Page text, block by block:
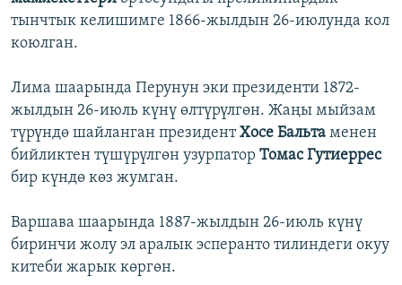
тынчтык келишимге 1866-жылдын 26-июлунда кол
коюлган.
Лима шаарында Перунун эки президенти 1872-
жылдын 26-июль күнү өлтүрүлгөн. Жаңы мыйзам
түрүндө шайланган президентХосе Бальта менен
бийликтен түшүрүлгөн узурпатор Томас Гутиеррес
бир күндө көз жумган.
Варшава шаарында 1887-жылдын 26-июль күнү
биринчи жолу эл аралык эсперанто тилиндеги окуу
китеби жарык көргөн.